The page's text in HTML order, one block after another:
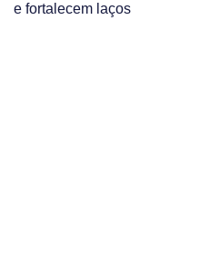
e fortalecem laços